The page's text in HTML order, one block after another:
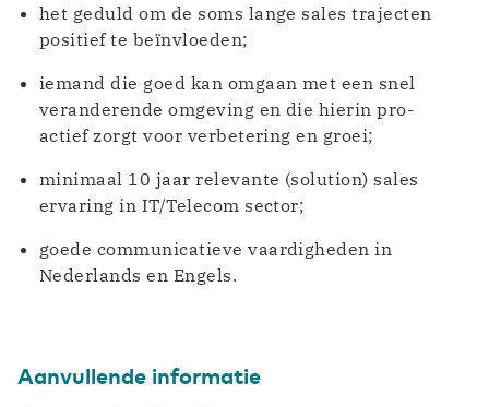
het geduld om de soms lange sales trajecten
positief te beïnvloeden;
iemand die goed kan omgaan met een snel
veranderende omgeving en die hierin pro-
actief zorgt voor verbetering en groei;
minimaal 10 jaar relevante (solution) sales
ervaring in IT/Telecom sector;
goede communicatieve vaardigheden in
Nederlands en Engels.
Aanvullende informatie